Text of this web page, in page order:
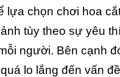
lựa chọn chơi hoa
tùy theo sự yêu
người. Bên cạnh
lo lắng đến vấn